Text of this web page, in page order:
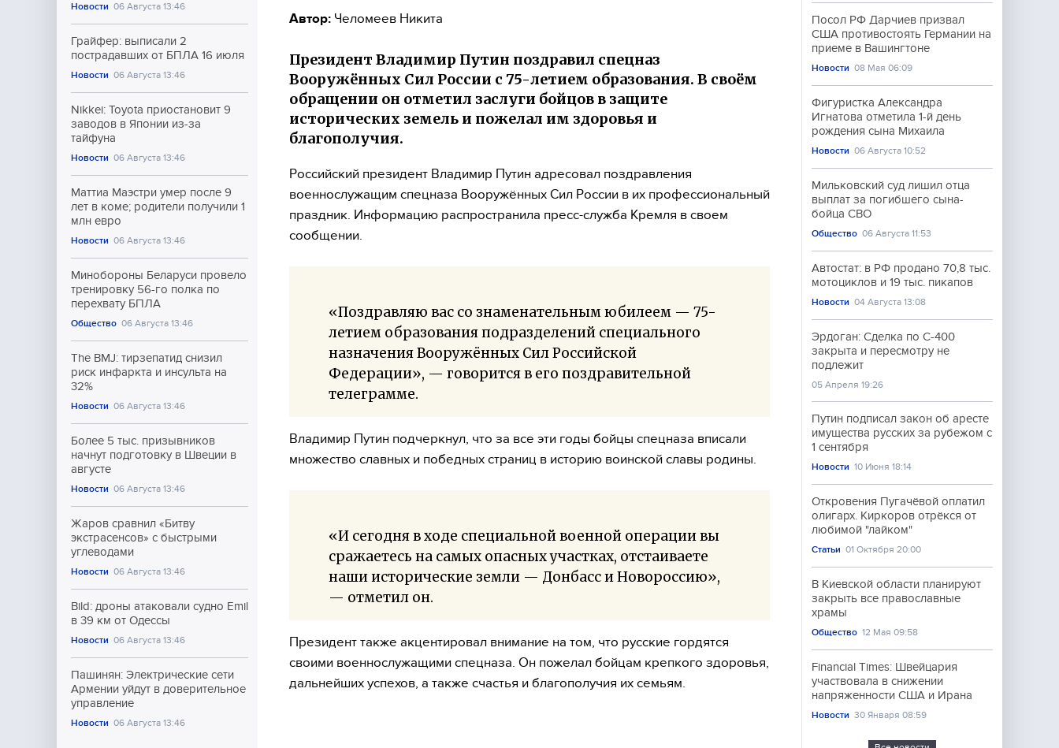
Новости 06 Августа 13:46
Грайфер: выписали 2
пострадавших от БПЛА 16 июля
Новости 06 Августа 13:46
Nikkei: Toyota приостановит 9
заводов в Японии из-за
тайфуна
Новости 06 Августа 13:46
Маттиа Маэстри умер после 9
лет в коме; родители получили 1
млн евро
Новости 06 Августа 13:46
Минобороны Беларуси провело
тренировку 56-го полка по
перехвату БПЛА
Общество 06 Августа 13:46
The BMJ: тирзепатид снизил
риск инфаркта и инсульта на
32%
Новости 06 Августа 13:46
Более 5 тыс. призывников
начнут подготовку в Швеции в
августе
Новости 06 Августа 13:46
Жаров сравнил «Битву
экстрасенсов» с быстрыми
углеводами
Новости 06 Августа 13:46
Bild: дроны атаковали судно Emil
в 39 км от Одессы
Новости 06 Августа 13:46
Пашинян: Электрические сети
Армении уйдут в доверительное
управление
Новости 06 Августа 13:46
Автор: Челомеев Никита
Президент Владимир Путин поздравил спецназ
Вооружённых Сил России с 75-летием образования. В своём
обращении он отметил заслуги бойцов в защите
исторических земель и пожелал им здоровья и
благополучия.
Российский президент Владимир Путин адресовал поздравления
военнослужащим спецназа Вооружённых Сил России в их профессиональный
праздник. Информацию распространила пресс-служба Кремля в своем
сообщении.
«Поздравляю вас со знаменательным юбилеем — 75-
летием образования подразделений специального
назначения Вооружённых Сил Российской
Федерации», — говорится в его поздравительной
телеграмме.
Владимир Путин подчеркнул, что за все эти годы бойцы спецназа вписали
множество славных и победных страниц в историю воинской славы родины.
«И сегодня в ходе специальной военной операции вы
сражаетесь на самых опасных участках, отстаиваете
наши исторические земли — Донбасс и Новороссию»,
— отметил он.
Президент также акцентировал внимание на том, что русские гордятся
своими военнослужащими спецназа. Он пожелал бойцам крепкого здоровья,
дальнейших успехов, а также счастья и благополучия их семьям.
Посол РФ Дарчиев призвал
США противостоять Германии на
приеме в Вашингтоне
Новости 08 Мая 06:09
Фигуристка Александра
Игнатова отметила 1-й день
рождения сына Михаила
Новости 06 Августа 10:52
Мильковский суд лишил отца
выплат за погибшего сына-
бойца СВО
Общество 06 Августа 11:53
Автостат: в РФ продано 70,8 тыс.
мотоциклов и 19 тыс. пикапов
Новости 04 Августа 13:08
Эрдоган: Сделка по С-400
закрыта и пересмотру не
подлежит
05 Апреля 19:26
Путин подписал закон об аресте
имущества русских за рубежом с
1 сентября
Новости 10 Июня 18:14
Откровения Пугачёвой оплатил
олигарх. Киркоров отрёкся от
любимой "лайком"
Статьи 01 Октября 20:00
В Киевской области планируют
закрыть все православные
храмы
Общество 12 Мая 09:58
Financial Times: Швейцария
участвовала в снижении
напряженности США и Ирана
Новости 30 Января 08:59